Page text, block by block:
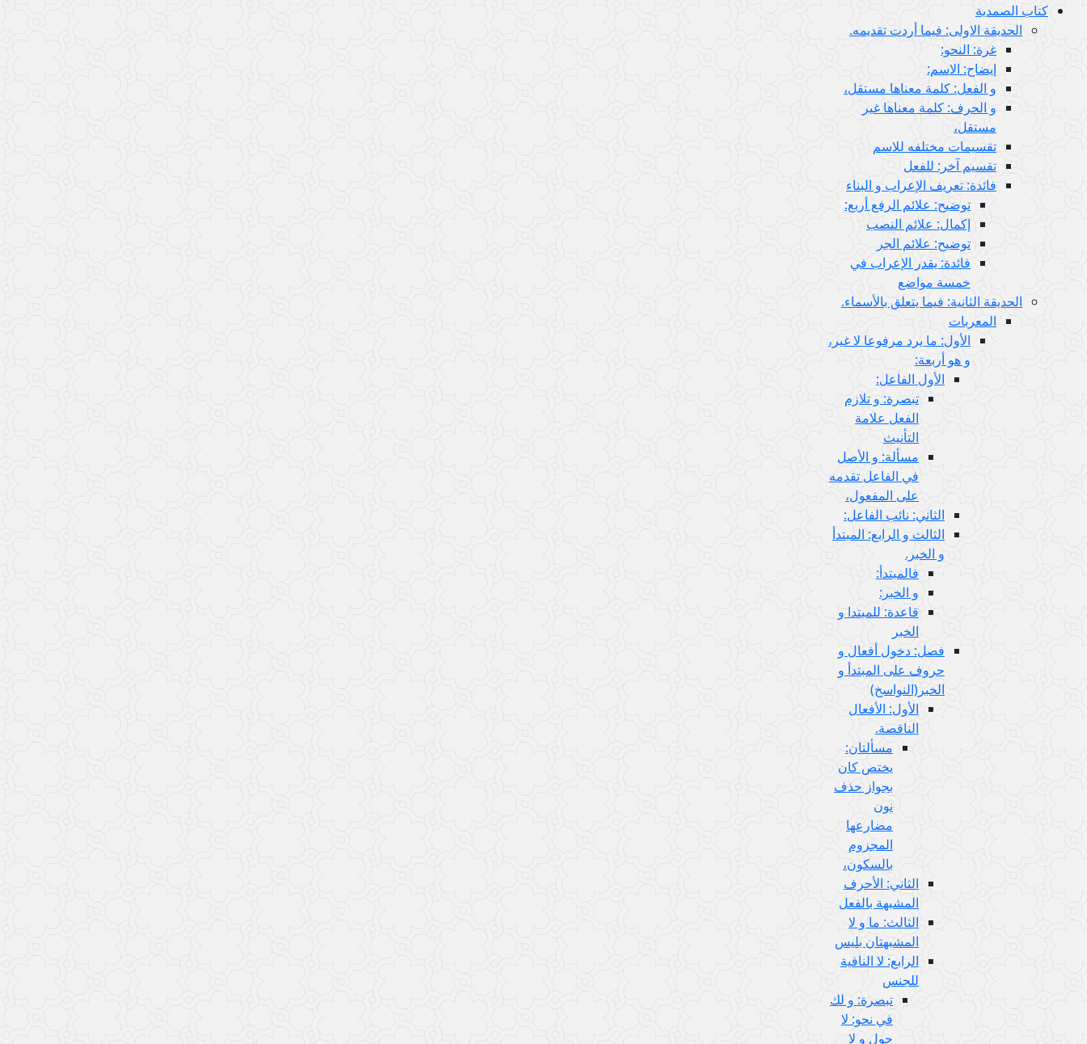
كتاب الصمدية
الحديقة الاولى: فيما أردت تقديمه.
غرة: النحو:
إيضاح: الاسم:
و الفعل: كلمة معناها مستقل،
و الحرف: كلمة معناها غير
مستقل،
تقسيمات مختلفه للاسم
تقسيم آخر: للفعل
فائدة: تعريف الإعراب و البناء
توضيح: علائم الرفع أربع:
إكمال: علائم النصب
توضيح: علائم الجر
فائدة: يقدر الإعراب في
خمسة مواضع
الحديقة الثانية: فيما يتعلق بالأسماء.
المعربات
الأول: ما يرد مرفوعا لا غير،
و هو أربعة:
الأول الفاعل:
تبصرة: و تلازم
الفعل علامة
التأنيث
مسألة: و الأصل
في الفاعل تقدمه
على المفعول،
الثاني: نائب الفاعل:
الثالث و الرابع: المبتدأ
و الخبر.
فالمبتدأ:
و الخبر:
قاعدة: للمبتدا و
الخبر
فصل: دخول أفعال و
حروف على المبتدأ و
الخبر(النواسخ)
الأول: الأفعال
الناقصة.
مسألتان:
يختص كان
بجواز حذف
نون
مضارعها
المجزوم
بالسكون،
الثاني: الأحرف
المشبهة بالفعل
الثالث: ما و لا
المشبهتان بليس
الرابع: لا النافية
للجنس
تبصرة: و لك
في نحو: لا
حول و لا